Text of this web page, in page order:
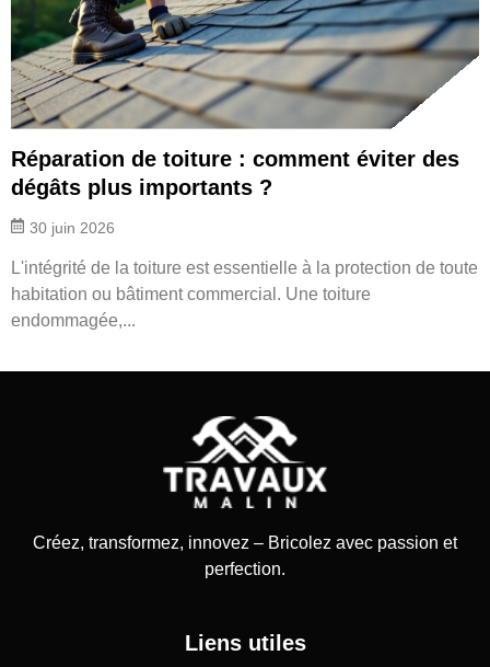
Réparation de toiture : comment éviter des
dégâts plus importants ?
30 juin 2026
L'intégrité de la toiture est essentielle à la protection de toute
habitation ou bâtiment commercial. Une toiture
endommagée,...
Créez, transformez, innovez – Bricolez avec passion et
perfection.
Liens utiles